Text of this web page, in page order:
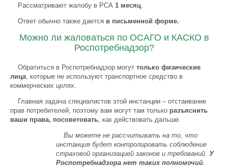
Рассматривают жалобу в РСА 1 месяц.
Ответ обычно также дается в письменной форме.
Можно ли жаловаться по ОСАГО и КАСКО в
Роспотребнадзор?
Обратиться в Роспотребнадзор могут только физические
лица, которые не используют транспортное средство в
коммерческих целях.
Главная задача специалистов этой инстанции – отстаивание
прав потребителей, поэтому вам могут там только разъяснить
ваши права, посоветовать, как действовать дальше.
Вы можете не рассчитывать на то, что
инстанция будет контролировать соблюдение
страховой организацией законов и требований. У
Роспотребнадзора нет таких полномочий.